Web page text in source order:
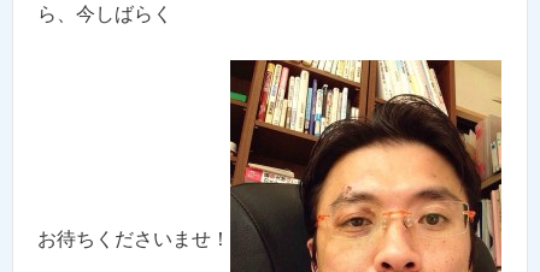
ら、今しばらく
お待ちくださいませ！